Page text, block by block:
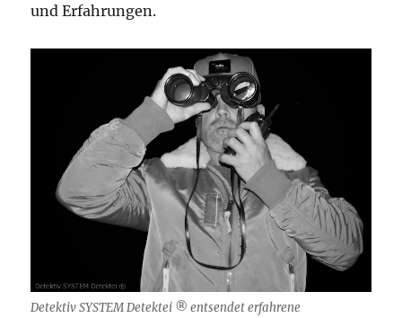
und Erfahrungen.
Detektiv SYSTEM Detektei ® entsendet erfahrene